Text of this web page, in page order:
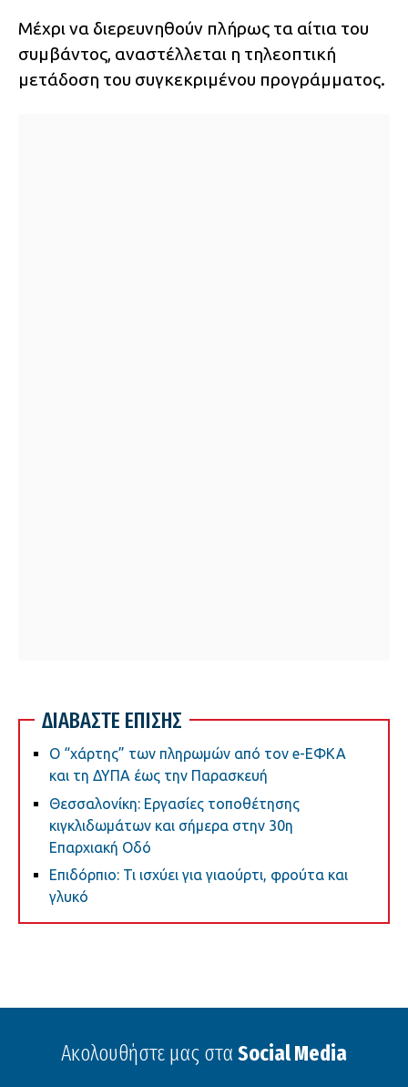
Μέχρι να διερευνηθούν πλήρως τα αίτια του
συμβάντος, αναστέλλεται η τηλεοπτική
μετάδοση του συγκεκριμένου προγράμματος.
ΔΙΑΒΑΣΤΕ ΕΠΙΣΗΣ
Ο “χάρτης” των πληρωμών από τον e-ΕΦΚΑ
και τη ΔΥΠΑ έως την Παρασκευή
Θεσσαλονίκη: Εργασίες τοποθέτησης
κιγκλιδωμάτων και σήμερα στην 30η
Επαρχιακή Οδό
Επιδόρπιο: Τι ισχύει για γιαούρτι, φρούτα και
γλυκό
Ακολουθήστε μας στα Social Media